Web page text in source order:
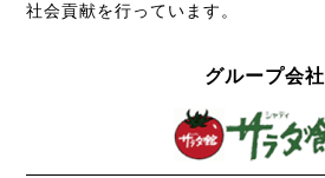
社会貢献を行っています。
グループ会社